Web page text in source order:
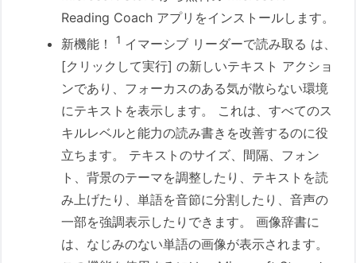
Reading Coach アプリをインストールします。
新機能！
1 イマーシブ リーダーで読み取る は、
[クリックして実行] の新しいテキスト アクショ
ンであり、フォーカスのある気が散らない環境
にテキストを表示します。 これは、すべてのス
キルレベルと能力の読み書きを改善するのに役
立ちます。 テキストのサイズ、間隔、フォン
ト、背景のテーマを調整したり、テキストを読
み上げたり、単語を音節に分割したり、音声の
一部を強調表示したりできます。 画像辞書に
は、なじみのない単語の画像が表示されます。